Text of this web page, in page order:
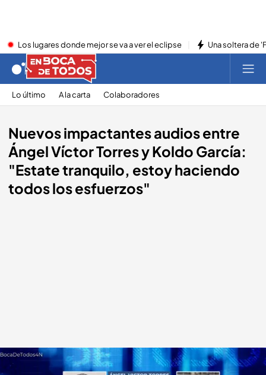
Los lugares donde mejor se va a ver el eclipse Una soltera de
Lo último A la carta Colaboradores
Nuevos impactantes audios entre
Ángel Víctor Torres y Koldo García:
"Estate tranquilo, estoy haciendo
todos los esfuerzos"
Audios de Ángel Vïctor Torres y Koldo .cuatro.com